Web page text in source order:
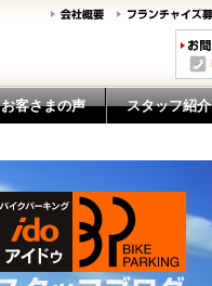
お客さまの声 スタッフ紹介